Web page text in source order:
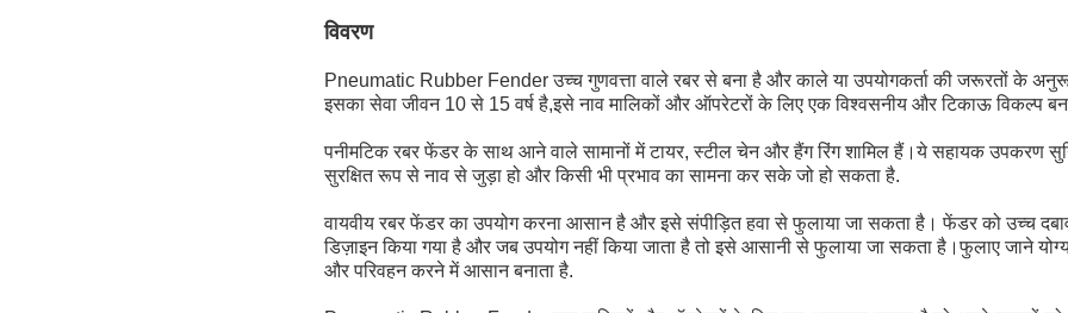
विवरण
Pneumatic Rubber Fender उच्च गुणवत्ता वाले रबर से बना है और काले या उपयोगकर्ता की जरूरतों के
इसका सेवा जीवन 10 से 15 वर्ष है,इसे नाव मालिकों और ऑपरेटरों के लिए एक विश्वसनीय और टिकाऊ विकल्प
पनीमटिक रबर फेंडर के साथ आने वाले सामानों में टायर, स्टील चेन और हैंग रिंग शामिल हैं।ये सहायक उपकरण
सुरक्षित रूप से नाव से जुड़ा हो और किसी भी प्रभाव का सामना कर सके जो हो सकता है.
वायवीय रबर फेंडर का उपयोग करना आसान है और इसे संपीड़ित हवा से फुलाया जा सकता है। फेंडर को उच्च
डिज़ाइन किया गया है और जब उपयोग नहीं किया जाता है तो इसे आसानी से फुलाया जा सकता है।फुलाए जाने
और परिवहन करने में आसान बनाता है.